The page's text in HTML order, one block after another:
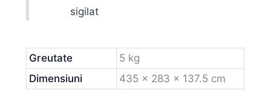
sigilat
Greutate
5 kg
Dimensiuni
435 × 283 × 137.5 cm